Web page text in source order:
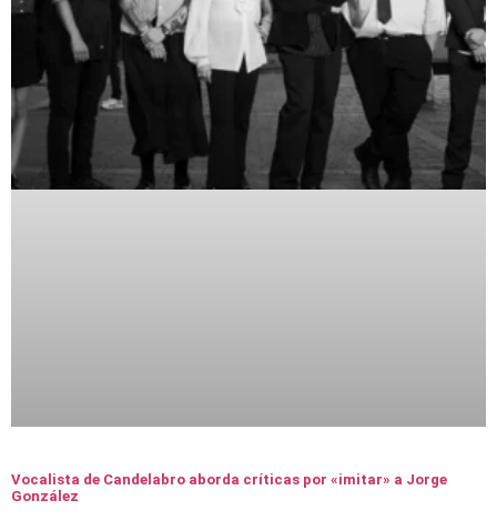
Vocalista de Candelabro aborda críticas por «imitar» a Jorge
González